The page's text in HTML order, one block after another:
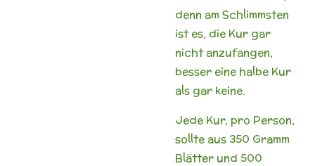
denn am Schlimmsten
ist es, die Kur gar
nicht anzufangen,
besser eine halbe Kur
als gar keine.
Jede Kur, pro Person,
sollte aus 350 Gramm
Blätter und 500